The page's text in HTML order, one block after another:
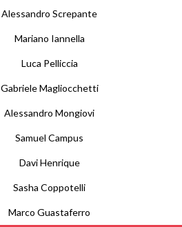
Alessandro Screpante
Mariano Iannella
Luca Pelliccia
Gabriele Magliocchetti
Alessandro Mongiovi
Samuel Campus
Davi Henrique
Sasha Coppotelli
Marco Guastaferro